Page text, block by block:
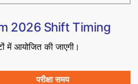
2026 Shift Timing
में आयोजित की जाएगी।
परीक्षा समय